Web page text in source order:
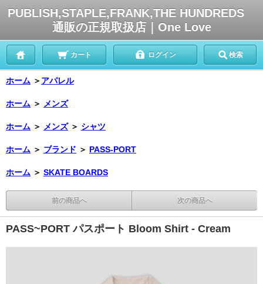
PUBLISH,STAPLE,FRANK,THE HUNDREDS
通販の正規取扱店｜One Love
カート ログイン 検索
ホーム ＞ アパレル
ホーム ＞ メンズ
ホーム ＞ メンズ ＞ シャツ
ホーム ＞ ブランド ＞ PASS-PORT
ホーム ＞ SKATE BOARDS
前の商品へ 次の商品へ
PASS~PORT パスポート Bloom Shirt - Cream